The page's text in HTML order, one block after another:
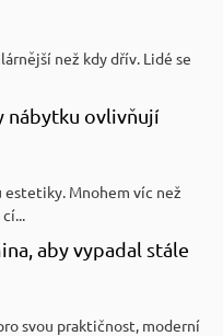
než kdy dřív. Lidé se
nábytku ovlivňují
Mnohem víc než
aby vypadal stále
svou praktičnost, moderní